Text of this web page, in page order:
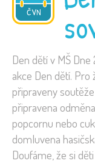
ČVN
2026
Den dětí v MŠ
akce Den dětí.
připraveny
připravena
popcornu nebo
domluvena
Doufáme, že si